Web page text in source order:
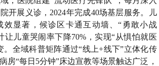
开展义诊，2024年完成40场基层服务。儿
效显著，候诊区卡通互动墙、“勇敢小战
让儿童哭闹率下降70%，实现“从惧怕就医
。全域科普矩阵通过“线上+线下”立体化传
房“每日5分钟”床边宣教等场景触达广泛，